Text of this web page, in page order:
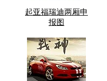
起亚福瑞迪两厢申
报图